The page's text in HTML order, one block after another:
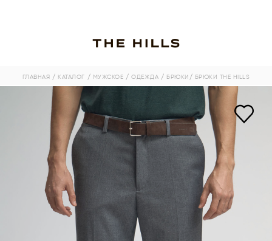
ГЛАВНАЯ / КАТАЛОГ / МУЖСКОЕ / ОДЕЖДА / БРЮКИ / БРЮКИ THE HILLS